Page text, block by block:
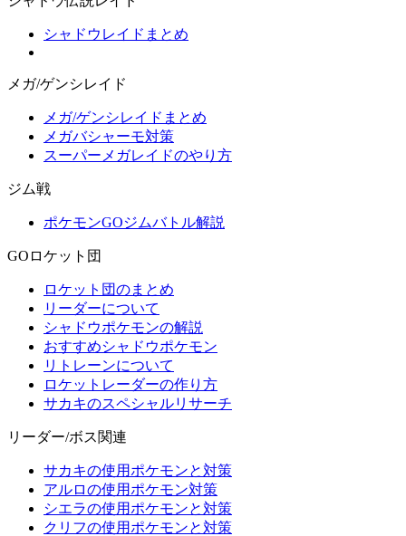
シャドウレイドまとめ
メガ/ゲンシレイド
メガ/ゲンシレイドまとめ
メガバシャーモ対策
スーパーメガレイドのやり方
ジム戦
ポケモンGOジムバトル解説
GOロケット団
ロケット団のまとめ
リーダーについて
シャドウポケモンの解説
おすすめシャドウポケモン
リトレーンについて
ロケットレーダーの作り方
サカキのスペシャルリサーチ
リーダー/ボス関連
サカキの使用ポケモンと対策
アルロの使用ポケモン対策
シエラの使用ポケモンと対策
クリフの使用ポケモンと対策